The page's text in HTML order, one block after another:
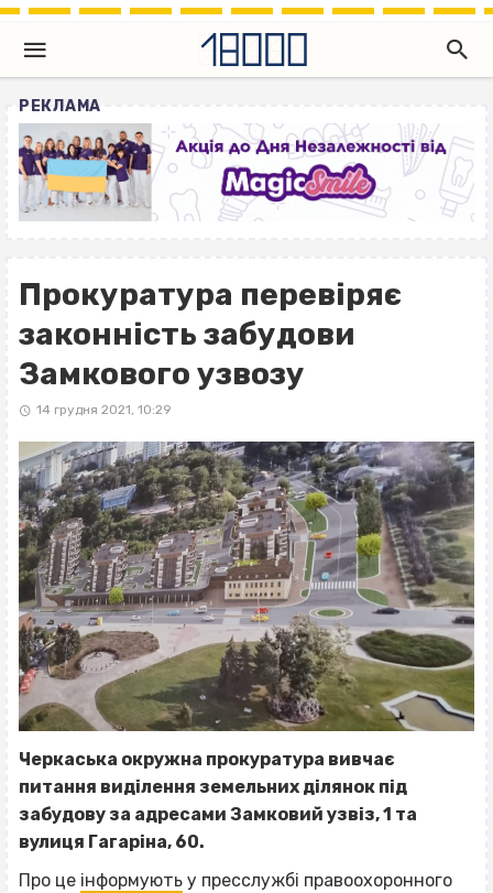
РЕКЛАМА
Прокуратура перевіряє
законність забудови
Замкового узвозу
14 грудня 2021, 10:29
Черкаська окружна прокуратура вивчає
питання виділення земельних ділянок під
забудову за адресами Замковий узвіз, 1 та
вулиця Гагаріна, 60.
Про це інформують у пресслужбі правоохоронного